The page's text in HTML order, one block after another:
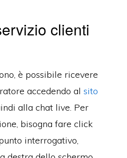
clienti
è possibile ricevere
accedendo alsito
alla chat live. Per
bisogna fare click
interrogativo,